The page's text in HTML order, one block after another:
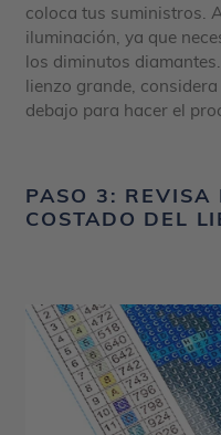
coloca tus suministros.
iluminación, ya que
los diminutos
lienzo grande,
debajo para hacer el
PASO 3: REVISA
COSTADO DEL